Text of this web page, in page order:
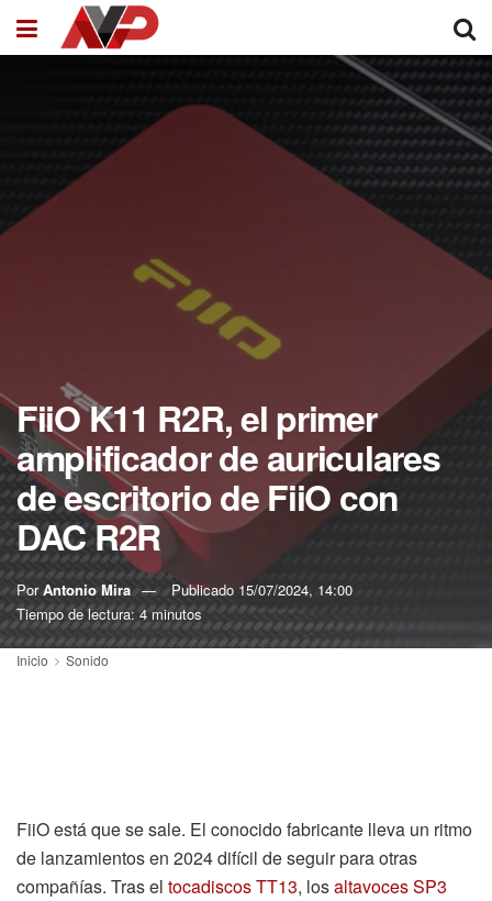
FiiO K11 R2R, el primer
amplificador de auriculares
de escritorio de FiiO con
DAC R2R
Por Antonio Mira Publicado 15/07/2024, 14:00
Tiempo de lectura: 4 minutos
Inicio Sonido
FiiO está que se sale. El conocido fabricante lleva un ritmo
de lanzamientos en 2024 difícil de seguir para otras
compañías. Tras el tocadiscos TT13, losaltavoces SP3